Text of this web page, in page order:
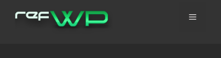
メ